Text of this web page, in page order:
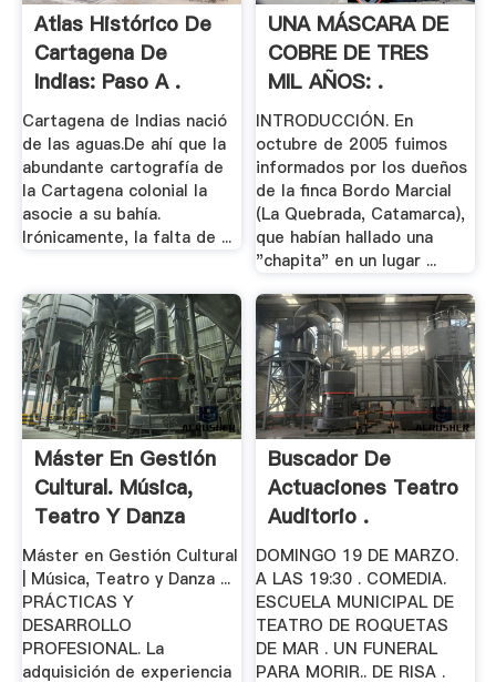
Atlas Histórico De
Cartagena De
Indias: Paso A .
Cartagena de Indias nació
de las aguas.De ahí que la
abundante cartografía de
la Cartagena colonial la
asocie a su bahía.
Irónicamente, la falta de ...
UNA MÁSCARA DE
COBRE DE TRES
MIL AÑOS: .
INTRODUCCIÓN. En
octubre de 2005 fuimos
informados por los dueños
de la finca Bordo Marcial
(La Quebrada, Catamarca),
que habían hallado una
"chapita" en un lugar ...
Máster En Gestión
Cultural. Música,
Teatro Y Danza
Máster en Gestión Cultural
| Música, Teatro y Danza ...
PRÁCTICAS Y
DESARROLLO
PROFESIONAL. La
adquisición de experiencia
Buscador De
Actuaciones Teatro
Auditorio .
DOMINGO 19 DE MARZO.
A LAS 19:30 . COMEDIA.
ESCUELA MUNICIPAL DE
TEATRO DE ROQUETAS
DE MAR . UN FUNERAL
PARA MORIR.. DE RISA .